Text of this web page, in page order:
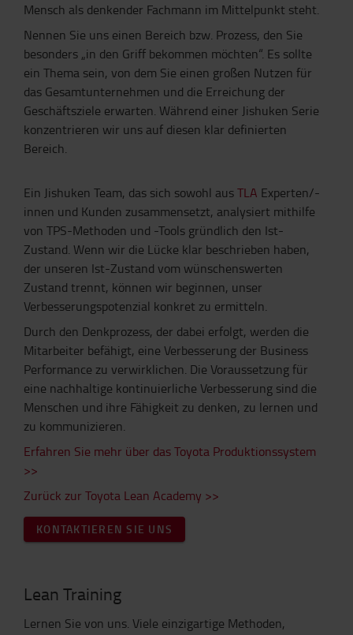
Mensch als denkender Fachmann im Mittelpunkt steht.
Nennen Sie uns einen Bereich bzw. Prozess, den Sie
besonders „in den Griff bekommen möchten“. Es sollte
ein Thema sein, von dem Sie einen großen Nutzen für
das Gesamtunternehmen und die Erreichung der
Geschäftsziele erwarten. Während einer Jishuken Serie
konzentrieren wir uns auf diesen klar definierten
Bereich.
Ein Jishuken Team, das sich sowohl ausTLA Experten/-
innen und Kunden zusammensetzt, analysiert mithilfe
von TPS-Methoden und -Tools gründlich den Ist-
Zustand. Wenn wir die Lücke klar beschrieben haben,
der unseren Ist-Zustand vom wünschenswerten
Zustand trennt, können wir beginnen, unser
Verbesserungspotenzial konkret zu ermitteln.
Durch den Denkprozess, der dabei erfolgt, werden die
Mitarbeiter befähigt, eine Verbesserung der Business
Performance zu verwirklichen. Die Voraussetzung für
eine nachhaltige kontinuierliche Verbesserung sind die
Menschen und ihre Fähigkeit zu denken, zu lernen und
zu kommunizieren.
Erfahren Sie mehr über das Toyota Produktionssystem
>>
Zurück zur Toyota Lean Academy >>
KONTAKTIEREN SIE UNS
Lean Training
Lernen Sie von uns. Viele einzigartige Methoden,